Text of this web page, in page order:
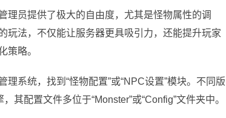
理员提供了极大的自由度，尤其是怪物属性的调
玩法，不仅能让服务器更具吸引力，还能提升玩家
策略。
系统，找到“怪物配置”或“NPC设置”模块。不同版
配置文件多位于“Monster”或“Config”文件夹中。